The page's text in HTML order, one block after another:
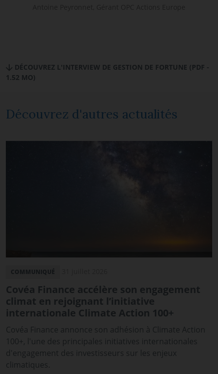
DÉCOUVREZ L'INTERVIEW DE GESTION DE FORTUNE (PDF -
1.52 MO)
Découvrez d'autres actualités
Covéa Finance accélère son engagement
climat en rejoignant l’initiative
internationale Climate Action 100+
Covéa Finance annonce son adhésion à Climate Action
100+, l'une des principales initiatives internationales
d'engagement des investisseurs sur les enjeux
climatiques.